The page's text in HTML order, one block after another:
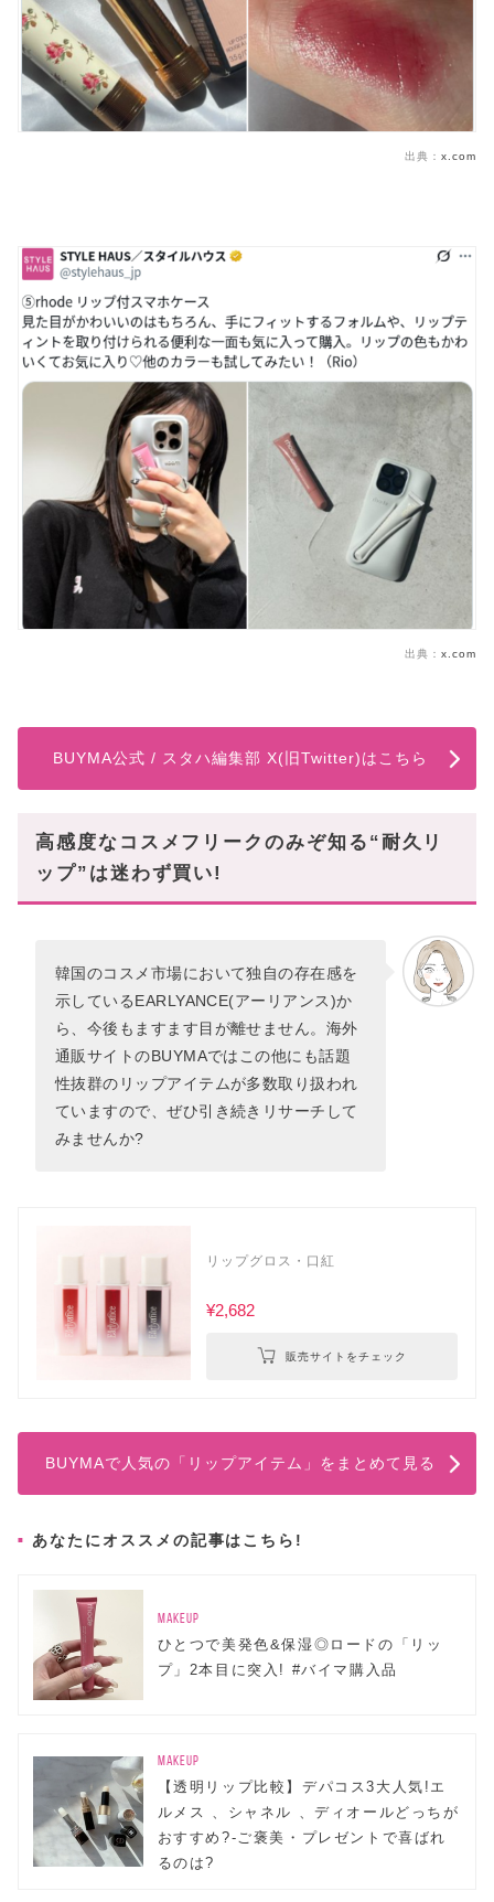
出典： x.com
出典： x.com
BUYMA公式 / スタハ編集部 X(旧Twitter)はこちら
高感度なコスメフリークのみぞ知る“耐久リ
ップ”は迷わず買い!
韓国のコスメ市場において独自の存在感を
示しているEARLYANCE(アーリアンス)か
ら、今後もますます目が離せません。海外
通販サイトのBUYMAではこの他にも話題
性抜群のリップアイテムが多数取り扱われ
ていますので、ぜひ引き続きリサーチして
みませんか?
リップグロス・口紅
¥2,682
販売サイトをチェック
BUYMAで人気の「リップアイテム」をまとめて見る
あなたにオススメの記事はこちら!
MAKEUP
ひとつで美発色&保湿◎ロードの「リッ
プ」2本目に突入! #バイマ購入品
MAKEUP
【透明リップ比較】デパコス3大人気!エ
ルメス 、シャネル 、ディオールどっちが
おすすめ?-ご褒美・プレゼントで喜ばれ
るのは?